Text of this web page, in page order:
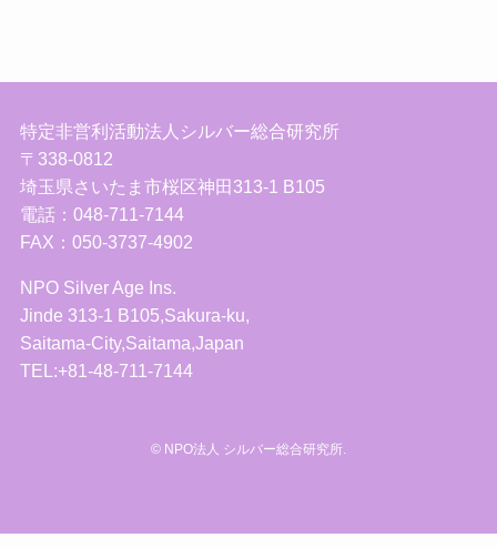
特定非営利活動法人シルバー総合研究所
〒338-0812
埼玉県さいたま市桜区神田313-1 B105
電話：048-711-7144
FAX：050-3737-4902
NPO Silver Age Ins.
Jinde 313-1 B105,Sakura-ku,
Saitama-City,Saitama,Japan
TEL:+81-48-711-7144
© NPO法人 シルバー総合研究所.